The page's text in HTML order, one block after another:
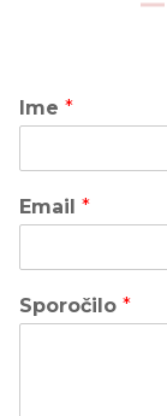
Ime *
Email *
Sporočilo *